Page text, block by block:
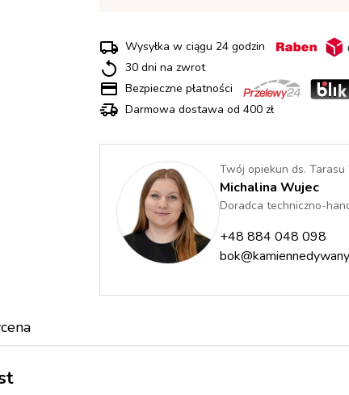
Wysyłka w ciągu 24 godzin
30 dni na zwrot
Bezpieczne płatności
Darmowa dostawa od 400 zł
Twój opiekun ds.
Michalina Wujec
Doradca techniczno-
+48 884 048 098